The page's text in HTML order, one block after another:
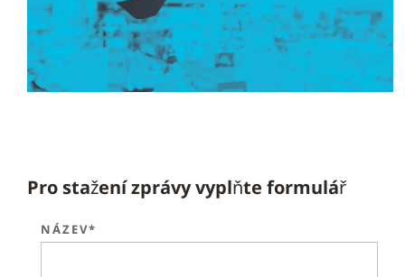
Pro stažení zprávy vyplňte formulář
NÁZEV*